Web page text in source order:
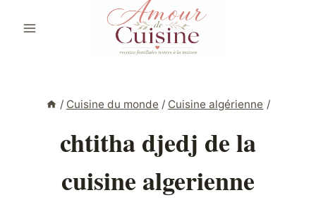
/ Cuisine du monde / Cuisine algérienne /
chtitha djedj de la
cuisine algerienne